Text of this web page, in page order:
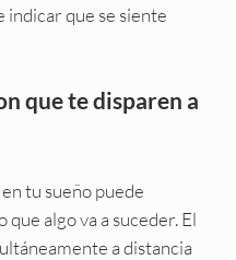
indicar que se siente
que te disparen a
tu sueño puede
algo va a suceder. El
a distancia